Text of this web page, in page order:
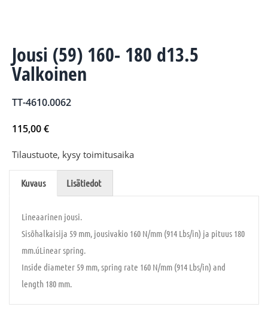
Jousi (59) 160- 180 d13.5
Valkoinen
TT-4610.0062
115,00€
Tilaustuote, kysy toimitusaika
Kuvaus Lisätiedot
Lineaarinen jousi.
Sisõhalkaisija 59 mm, jousivakio 160 N/mm (914 Lbs/in) ja pituus 180
mm.úLinear spring.
Inside diameter 59 mm, spring rate 160 N/mm (914 Lbs/in) and
length 180 mm.